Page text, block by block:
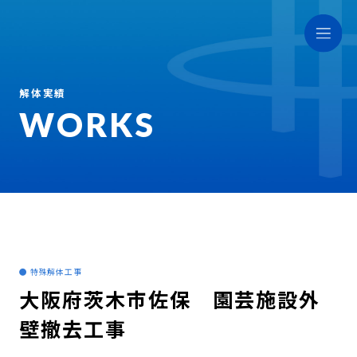
WORKS
解体実績
● 特殊解体工事
大阪府茨木市佐保 園芸施設外
壁撤去工事